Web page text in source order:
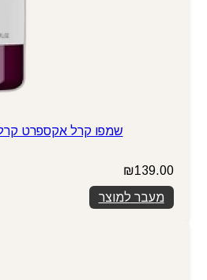
שמפו קרל אקספרט
₪139.00
מעבר למוצר